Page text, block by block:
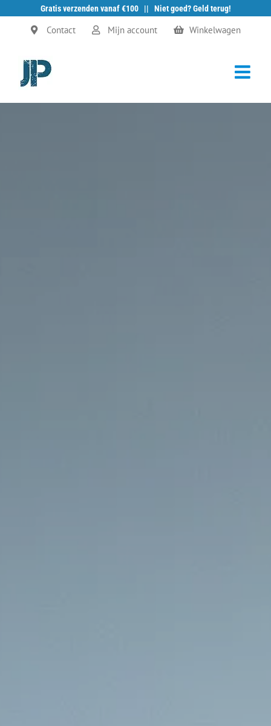
Gratis verzenden vanaf €100 || Niet goed? Geld terug!
Ga
Contact Mijn account Winkelwagen